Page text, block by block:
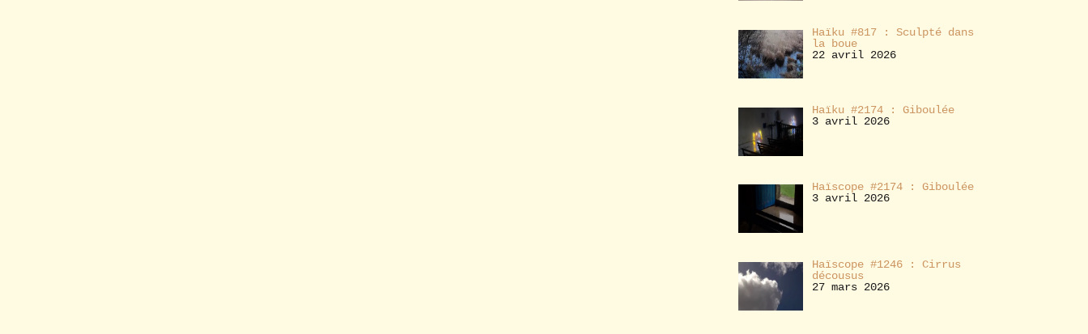
Haïku #817 : Sculpté dans
la boue
22 avril 2026
Haïku #2174 : Giboulée
3 avril 2026
Haïscope #2174 : Giboulée
3 avril 2026
Haïscope #1246 : Cirrus
décousus
27 mars 2026